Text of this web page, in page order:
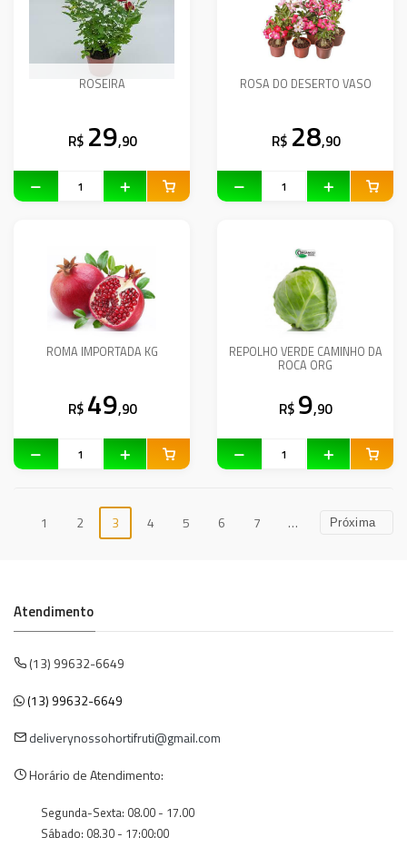
ROSEIRA
R$ 29,90
ROSA DO DESERTO VASO
R$ 28,90
ROMA IMPORTADA KG
R$ 49,90
REPOLHO VERDE CAMINHO DA
ROCA ORG
R$ 9,90
1 2 3 4 5 6 7 … Próxima
Atendimento
(13) 99632-6649
(13) 99632-6649
deliverynossohortifruti@gmail.com
Horário de Atendimento:
Segunda-Sexta: 08.00 - 17.00
Sábado: 08.30 - 17:00:00